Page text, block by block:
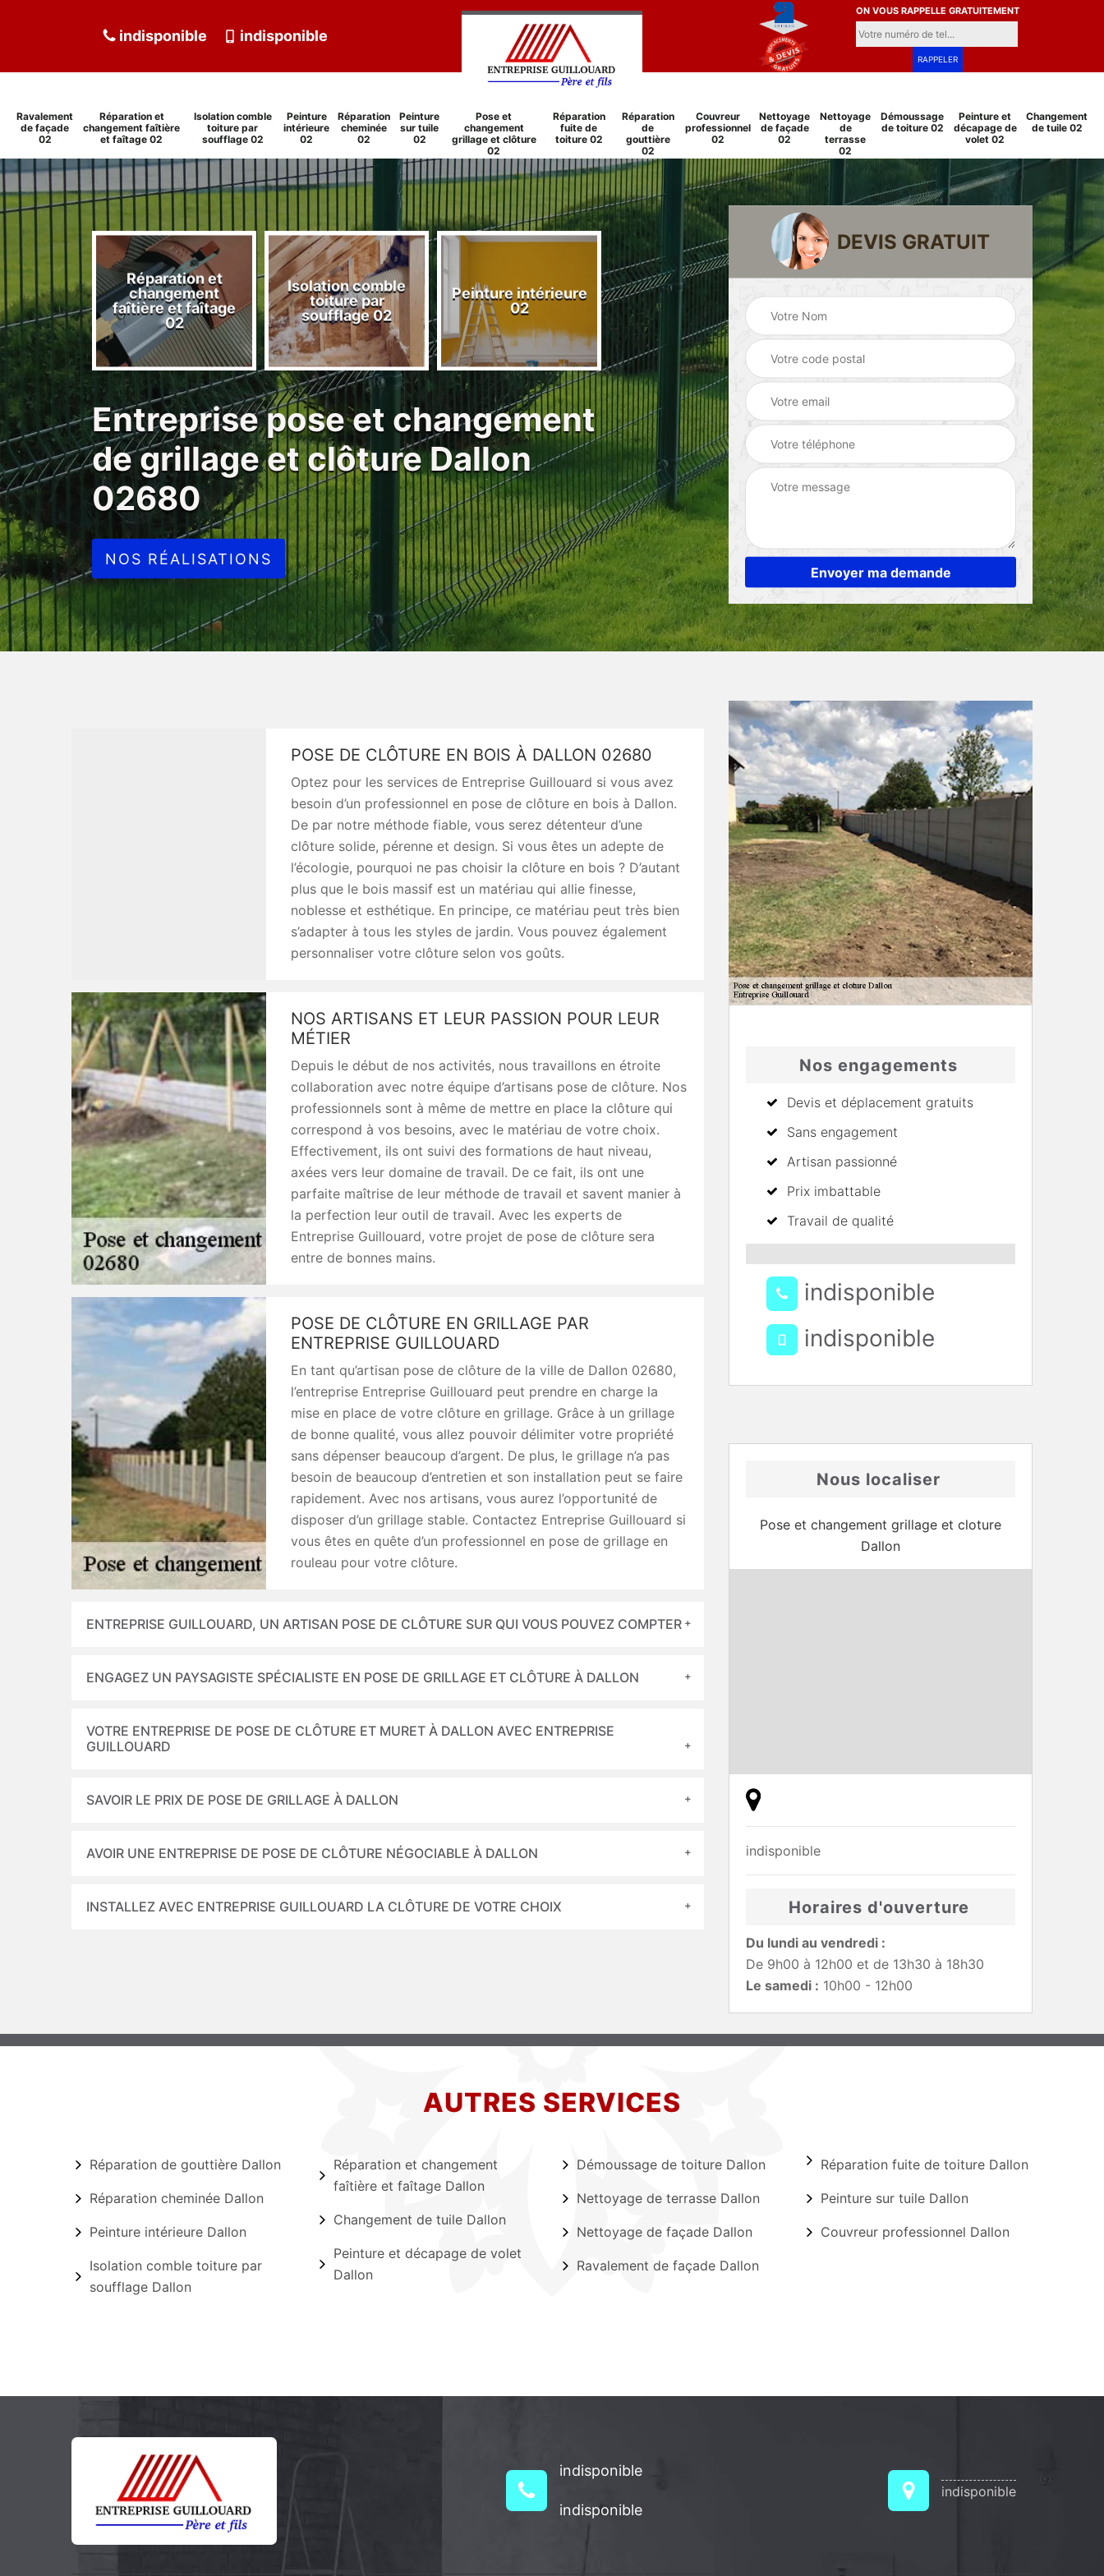
indisponible indisponible
ON VOUS RAPPELLE GRATUITEMENT
Ravalement
de façade
02
Réparation et
changement faîtière
et faîtage 02
Isolation comble
toiture par
soufflage 02
Peinture
intérieure
02
Réparation
cheminée
02
Peinture
sur tuile
02
Pose et
changement
grillage et clôture
02
Réparation
fuite de
toiture 02
Réparation
de
gouttière
02
Couvreur
professionnel
02
Nettoyage
de façade
02
Nettoyage
de
terrasse
02
Démoussage
de toiture 02
Peinture et
décapage de
volet 02
Changement
de tuile 02
de
02
Réparation et
changement
faîtière et faîtage
02
Isolation comble
toiture par
soufflage 02
Peinture intérieure
02
Réparation
cheminée 02
Peinture sur tuile
Pose et
changement
grillage et clôture
02
Entreprise pose et changement
de grillage et clôture Dallon
02680
NOS RÉALISATIONS
DEVIS GRATUIT
POSE DE CLÔTURE EN BOIS À DALLON 02680
Optez pour les services de Entreprise Guillouard si vous avez
besoin d’un professionnel en pose de clôture en bois à Dallon.
De par notre méthode fiable, vous serez détenteur d’une
clôture solide, pérenne et design. Si vous êtes un adepte de
l’écologie, pourquoi ne pas choisir la clôture en bois ? D’autant
plus que le bois massif est un matériau qui allie finesse,
noblesse et esthétique. En principe, ce matériau peut très bien
s’adapter à tous les styles de jardin. Vous pouvez également
personnaliser votre clôture selon vos goûts.
NOS ARTISANS ET LEUR PASSION POUR LEUR
MÉTIER
Depuis le début de nos activités, nous travaillons en étroite
collaboration avec notre équipe d’artisans pose de clôture. Nos
professionnels sont à même de mettre en place la clôture qui
correspond à vos besoins, avec le matériau de votre choix.
Effectivement, ils ont suivi des formations de haut niveau,
axées vers leur domaine de travail. De ce fait, ils ont une
parfaite maîtrise de leur méthode de travail et savent manier à
la perfection leur outil de travail. Avec les experts de
Entreprise Guillouard, votre projet de pose de clôture sera
entre de bonnes mains.
POSE DE CLÔTURE EN GRILLAGE PAR
ENTREPRISE GUILLOUARD
En tant qu’artisan pose de clôture de la ville de Dallon 02680,
l’entreprise Entreprise Guillouard peut prendre en charge la
mise en place de votre clôture en grillage. Grâce à un grillage
de bonne qualité, vous allez pouvoir délimiter votre propriété
sans dépenser beaucoup d’argent. De plus, le grillage n’a pas
besoin de beaucoup d’entretien et son installation peut se faire
rapidement. Avec nos artisans, vous aurez l’opportunité de
disposer d’un grillage stable. Contactez Entreprise Guillouard si
vous êtes en quête d’un professionnel en pose de grillage en
rouleau pour votre clôture.
ENTREPRISE GUILLOUARD, UN ARTISAN POSE DE CLÔTURE SUR QUI VOUS POUVEZ COMPTER
ENGAGEZ UN PAYSAGISTE SPÉCIALISTE EN POSE DE GRILLAGE ET CLÔTURE À DALLON
VOTRE ENTREPRISE DE POSE DE CLÔTURE ET MURET À DALLON AVEC ENTREPRISE
GUILLOUARD
SAVOIR LE PRIX DE POSE DE GRILLAGE À DALLON
AVOIR UNE ENTREPRISE DE POSE DE CLÔTURE NÉGOCIABLE À DALLON
INSTALLEZ AVEC ENTREPRISE GUILLOUARD LA CLÔTURE DE VOTRE CHOIX
Nos engagements
Devis et déplacement gratuits
Sans engagement
Artisan passionné
Prix imbattable
Travail de qualité
indisponible
indisponible
Nous localiser
Pose et changement grillage et cloture
Dallon
indisponible
Horaires d'ouverture
Du lundi au vendredi :
De 9h00 à 12h00 et de 13h30 à 18h30
Le samedi : 10h00 - 12h00
AUTRES SERVICES
Réparation de gouttière Dallon
Réparation cheminée Dallon
Peinture intérieure Dallon
Isolation comble toiture par
soufflage Dallon
Réparation et changement
faîtière et faîtage Dallon
Changement de tuile Dallon
Peinture et décapage de volet
Dallon
Démoussage de toiture Dallon
Nettoyage de terrasse Dallon
Nettoyage de façade Dallon
Ravalement de façade Dallon
Réparation fuite de toiture Dallon
Peinture sur tuile Dallon
Couvreur professionnel Dallon
indisponible
indisponible
indisponible